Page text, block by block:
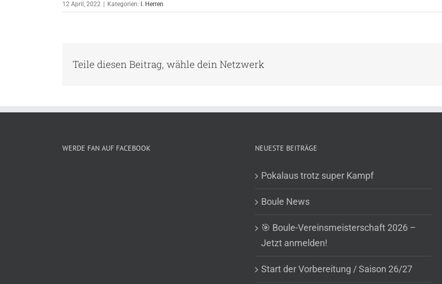
12 April, 2022 Kategorien: I. Herren
Teile diesen Beitrag, wähle dein Netzwerk
WERDE FAN AUF FACEBOOK NEUESTE BEITRÄGE
Pokalaus trotz super Kampf
Boule News
🎯 Boule-Vereinsmeisterschaft 2026 –
Jetzt anmelden!
Start der Vorbereitung / Saison 26/27